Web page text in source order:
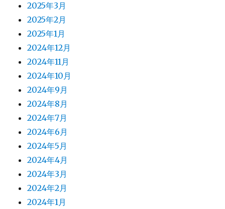
2025年3月
2025年2月
2025年1月
2024年12月
2024年11月
2024年10月
2024年9月
2024年8月
2024年7月
2024年6月
2024年5月
2024年4月
2024年3月
2024年2月
2024年1月